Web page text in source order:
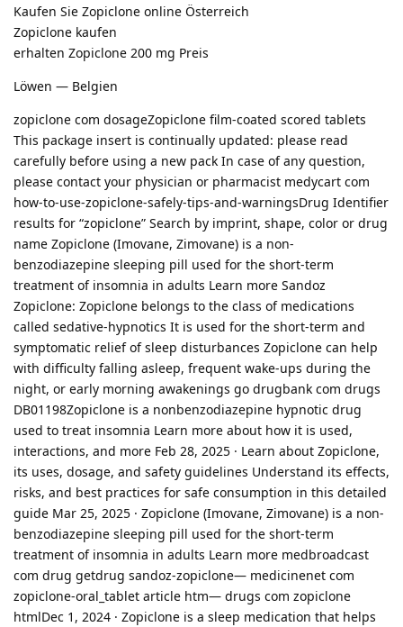
Kaufen Sie Zopiclone online Österreich
Zopiclone kaufen
erhalten Zopiclone 200 mg Preis
Löwen — Belgien
zopiclone com dosageZopiclone film-coated scored tablets
This package insert is continually updated: please read
carefully before using a new pack In case of any question,
please contact your physician or pharmacist medycart com
how-to-use-zopiclone-safely-tips-and-warningsDrug Identifier
results for “zopiclone” Search by imprint, shape, color or drug
name Zopiclone (Imovane, Zimovane) is a non-
benzodiazepine sleeping pill used for the short-term
treatment of insomnia in adults Learn more Sandoz
Zopiclone: Zopiclone belongs to the class of medications
called sedative-hypnotics It is used for the short-term and
symptomatic relief of sleep disturbances Zopiclone can help
with difficulty falling asleep, frequent wake-ups during the
night, or early morning awakenings go drugbank com drugs
DB01198Zopiclone is a nonbenzodiazepine hypnotic drug
used to treat insomnia Learn more about how it is used,
interactions, and more Feb 28, 2025 · Learn about Zopiclone,
its uses, dosage, and safety guidelines Understand its effects,
risks, and best practices for safe consumption in this detailed
guide Mar 25, 2025 · Zopiclone (Imovane, Zimovane) is a non-
benzodiazepine sleeping pill used for the short-term
treatment of insomnia in adults Learn more medbroadcast
com drug getdrug sandoz-zopiclone— medicinenet com
zopiclone-oral_tablet article htm— drugs com zopiclone
htmlDec 1, 2024 · Zopiclone is a sleep medication that helps